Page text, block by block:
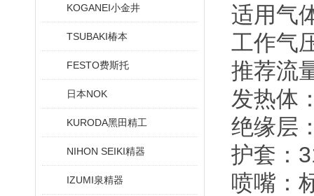
KOGANEI小金井
TSUBAKI椿本
FESTO费斯托
日本NOK
KURODA黑田精工
NIHON SEIKI精器
IZUMI泉精器
适用气
工作气
推荐流
发热体
绝缘层
护套：
喷嘴：